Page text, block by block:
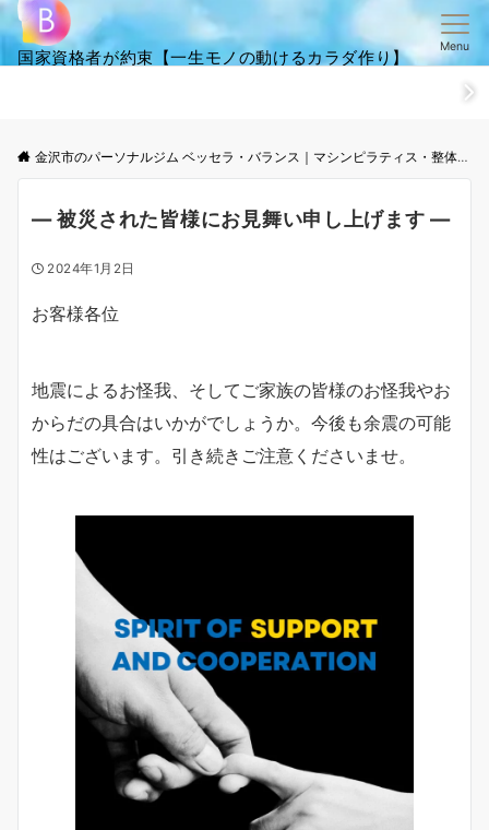
国家資格者が約束【一生モノの動けるカラダ作り】
Menu
ご来店からお帰りまでの
金沢市のパーソナルジム ベッセラ・バランス｜マシンピラティス・整体│根本改善と体幹トレーニング
― 被災された皆様にお見舞い申し上げます ―
2024年1月2日
お客様各位
地震によるお怪我、そしてご家族の皆様のお怪我やお
からだの具合はいかがでしょうか。今後も余震の可能
性はございます。引き続きご注意くださいませ。